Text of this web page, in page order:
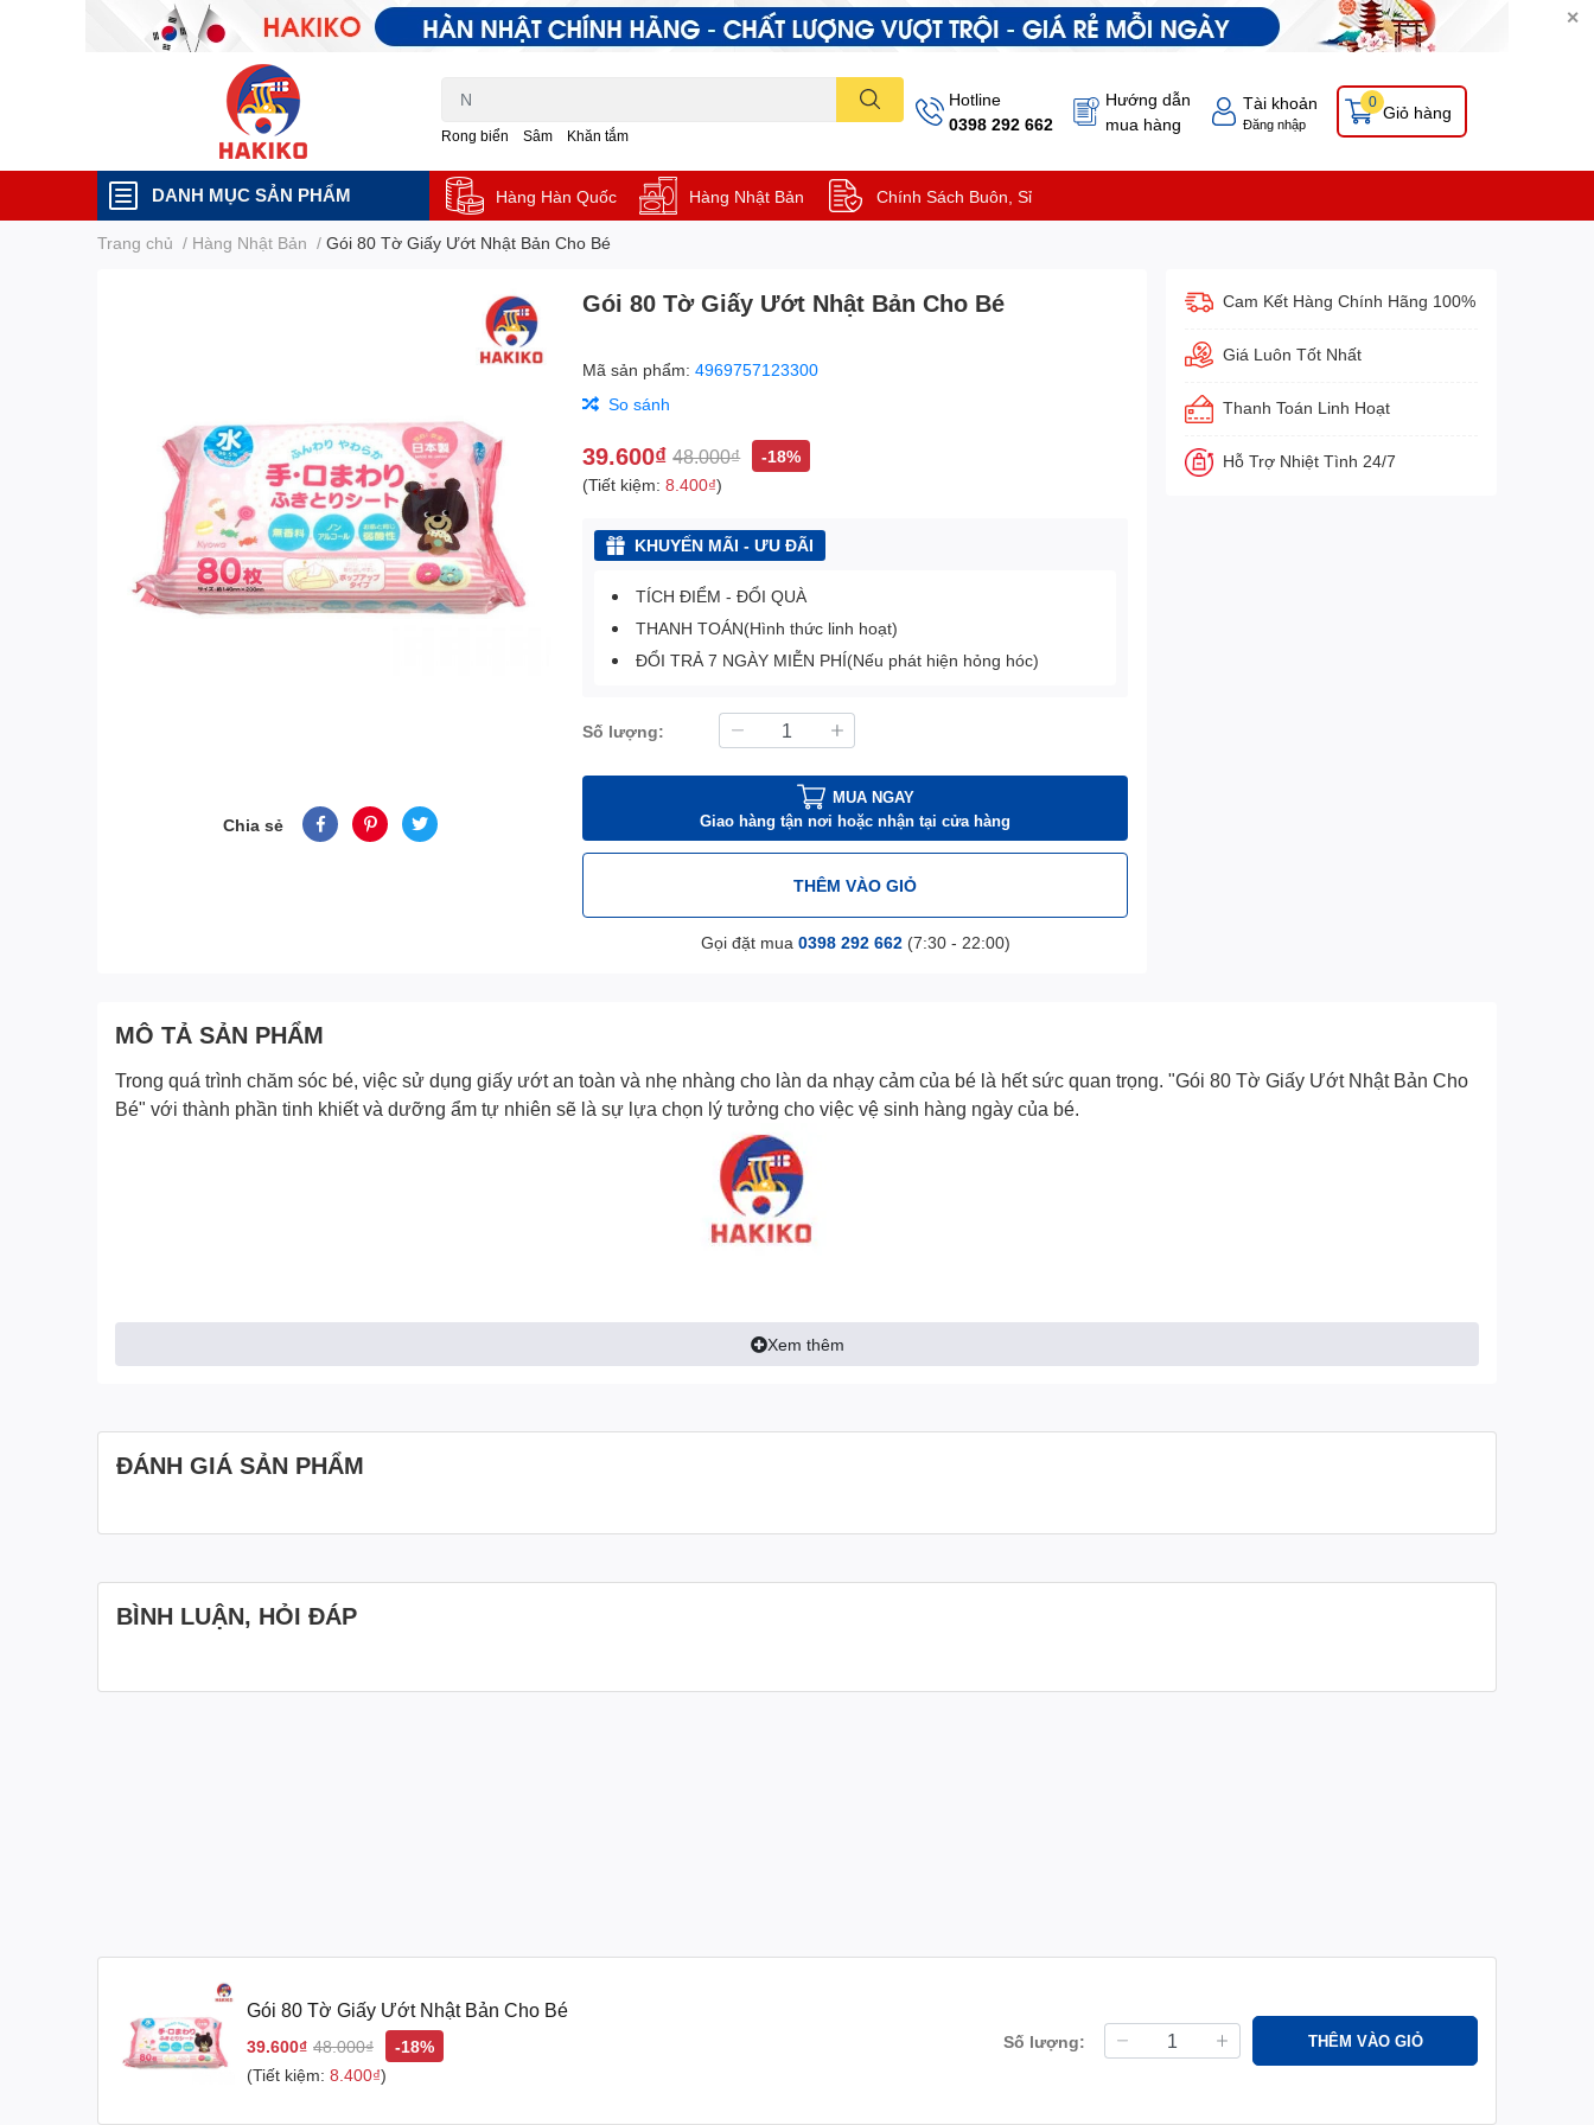
✕
Rong biển Sâm Khăn tắm
Hotline
0398 292 662
Hướng dẫn
mua hàng
Tài khoản
Đăng nhập
Giỏ hàng
0
DANH MỤC SẢN PHẨM Hàng Hàn Quốc Hàng Nhật Bản Chính Sách Buôn, Sỉ
Trang chủ / Hàng Nhật Bản / Gói 80 Tờ Giấy Ướt Nhật Bản Cho Bé
Chia sẻ
Gói 80 Tờ Giấy Ướt Nhật Bản Cho Bé
Mã sản phẩm:4969757123300
So sánh
39.600₫ 48.000₫
-18%
(Tiết kiệm:8.400₫)
KHUYẾN MÃI - ƯU ĐÃI
TÍCH ĐIỂM - ĐỔI QUÀ
THANH TOÁN(Hình thức linh hoạt)
ĐỔI TRẢ 7 NGÀY MIỄN PHÍ(Nếu phát hiện hỏng hóc)
Số lượng:
MUA NGAY
Giao hàng tận nơi hoặc nhận tại cửa hàng
THÊM VÀO GIỎ
Gọi đặt mua 0398 292 662(7:30 - 22:00)
Cam Kết Hàng Chính Hãng 100%
Giá Luôn Tốt Nhất
Thanh Toán Linh Hoạt
Hỗ Trợ Nhiệt Tình 24/7
MÔ TẢ SẢN PHẨM
Trong quá trình chăm sóc bé, việc sử dụng giấy ướt an toàn và nhẹ nhàng cho làn da nhạy cảm của bé là hết sức quan trọng. "Gói 80 Tờ Giấy Ướt Nhật Bản Cho
Bé" với thành phần tinh khiết và dưỡng ẩm tự nhiên sẽ là sự lựa chọn lý tưởng cho việc vệ sinh hàng ngày của bé.
Thành phần: Nước tinh khiết, axit hyaluronic dưỡng ẩm tự nhiên.
Công dụng: Vệ sinh hàng ngày cho bé, dưỡng ẩm hiệu quả, chất liệu bông mềm dịu êm cho da bé.
An toàn: Không chứa chất tạo mùi, không cồn, có thể tự tiêu huỷ khi xả trôi trong bồn cầu.
Xuất xứ: Nhập khẩu trực tiếp từ Nhật, sản xuất tại Nhật.
Xem thêm
ĐÁNH GIÁ SẢN PHẨM
BÌNH LUẬN, HỎI ĐÁP
Gói 80 Tờ Giấy Ướt Nhật Bản Cho Bé
39.600₫ 48.000₫
-18%
(Tiết kiệm: 8.400₫)
Số lượng: THÊM VÀO GIỎ